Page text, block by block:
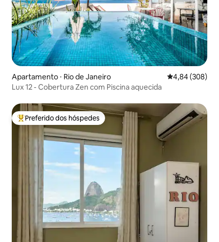
Apartamento ⋅ Rio de Janeiro 4,84 de uma
4,84 (308)
Lux 12 - Cobertura Zen com Piscina aquecida
Entre os melhores preferidos dos hóspedes
Preferido dos hóspedes